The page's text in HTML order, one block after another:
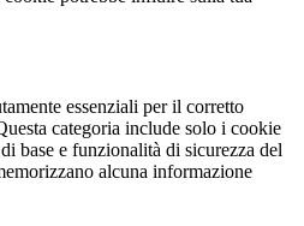
essenziali per il corretto
categoria include solo i cookie
base e funzionalità di sicurezza del
alcuna informazione